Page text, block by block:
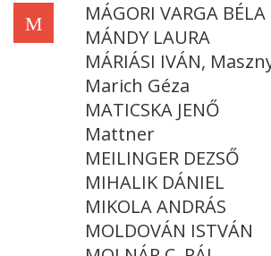
M
MÁGORI VARGA BÉLA
MÁNDY LAURA
MÁRIÁSI IVÁN,
Marich Géza
MATICSKA JENŐ
Mattner
MEILINGER DEZSŐ
MIHALIK DÁNIEL
MIKOLA ANDRÁS
MOLDOVÁN ISTVÁN